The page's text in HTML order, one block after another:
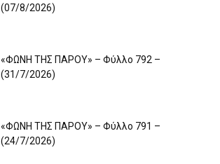
(07/8/2026)
«ΦΩΝΗ ΤΗΣ ΠΑΡΟΥ» – Φύλλο 792 –
(31/7/2026)
«ΦΩΝΗ ΤΗΣ ΠΑΡΟΥ» – Φύλλο 791 –
(24/7/2026)